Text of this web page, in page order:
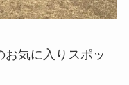
気に入りスポッ